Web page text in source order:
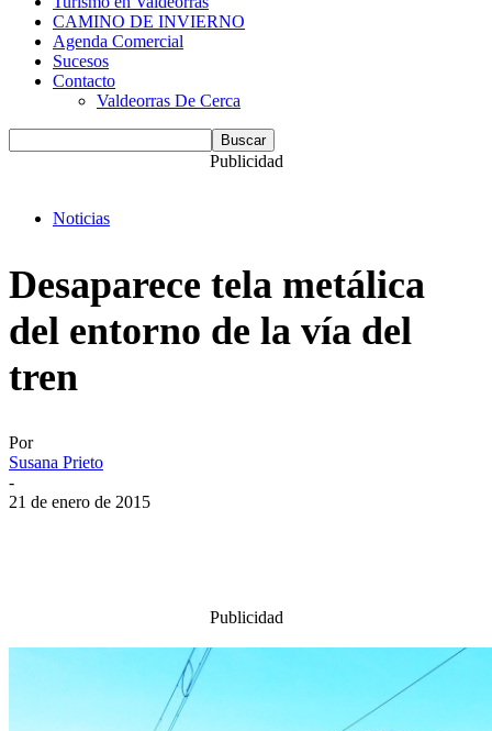
CAMINO DE INVIERNO
Agenda Comercial
Sucesos
Contacto
Valdeorras De Cerca
Publicidad
Noticias
Desaparece tela metálica
del entorno de la vía del
tren
Por
Susana Prieto
-
21 de enero de 2015
Publicidad